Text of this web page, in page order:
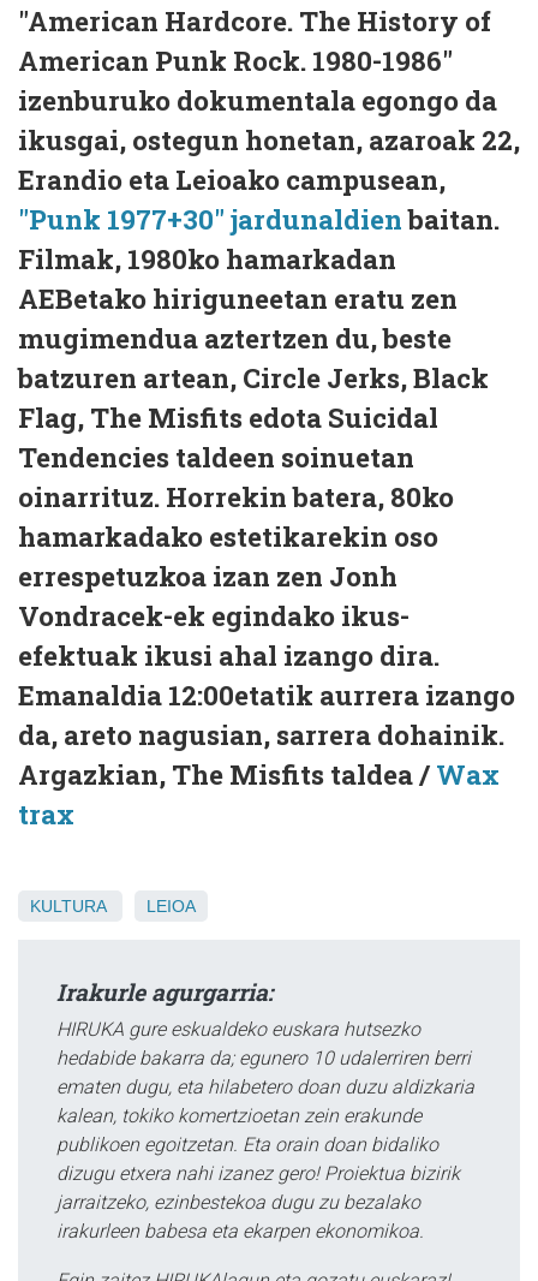
"American Hardcore. The History of
American Punk Rock. 1980-1986"
izenburuko dokumentala egongo da
ikusgai, ostegun honetan, azaroak 22,
Erandio eta Leioako campusean,
"Punk 1977+30" jardunaldienbaitan.
Filmak, 1980ko hamarkadan
AEBetako hiriguneetan eratu zen
mugimendua aztertzen du, beste
batzuren artean, Circle Jerks, Black
Flag, The Misfits edota Suicidal
Tendencies taldeen soinuetan
oinarrituz. Horrekin batera, 80ko
hamarkadako estetikarekin oso
errespetuzkoa izan zen Jonh
Vondracek-ek egindako ikus-
efektuak ikusi ahal izango dira.
Emanaldia 12:00etatik aurrera izango
da, areto nagusian, sarrera dohainik.
Argazkian, The Misfits taldea / Wax
trax
KULTURA LEIOA
Irakurle agurgarria:
HIRUKA gure eskualdeko euskara hutsezko
hedabide bakarra da; egunero 10 udalerriren berri
ematen dugu, eta hilabetero doan duzu aldizkaria
kalean, tokiko komertzioetan zein erakunde
publikoen egoitzetan. Eta orain doan bidaliko
dizugu etxera nahi izanez gero! Proiektua bizirik
jarraitzeko, ezinbestekoa dugu zu bezalako
irakurleen babesa eta ekarpen ekonomikoa.